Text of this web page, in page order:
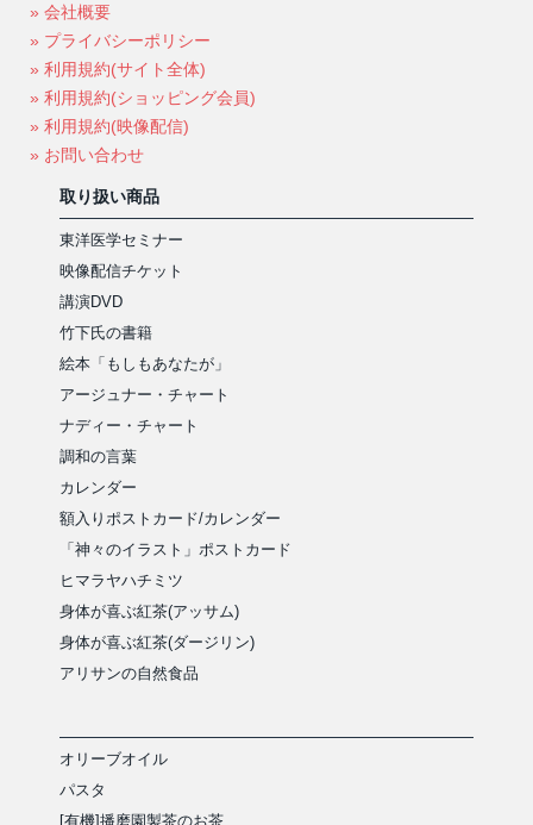
» 会社概要
» プライバシーポリシー
» 利用規約(サイト全体)
» 利用規約(ショッピング会員)
» 利用規約(映像配信)
» お問い合わせ
取り扱い商品
東洋医学セミナー
映像配信チケット
講演DVD
竹下氏の書籍
絵本「もしもあなたが」
アージュナー・チャート
ナディー・チャート
調和の言葉
カレンダー
額入りポストカード/カレンダー
「神々のイラスト」ポストカード
ヒマラヤハチミツ
身体が喜ぶ紅茶(アッサム)
身体が喜ぶ紅茶(ダージリン)
アリサンの自然食品
オリーブオイル
パスタ
[有機]播磨園製茶のお茶